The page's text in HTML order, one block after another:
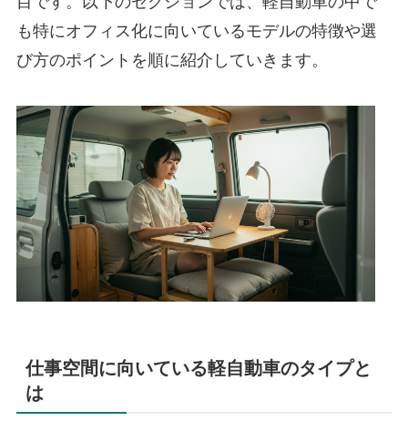
も特にオフィス化に向いているモデルの特徴や選
び方のポイントを順に紹介していきます。
仕事空間に向いている軽自動車のタイプと
は